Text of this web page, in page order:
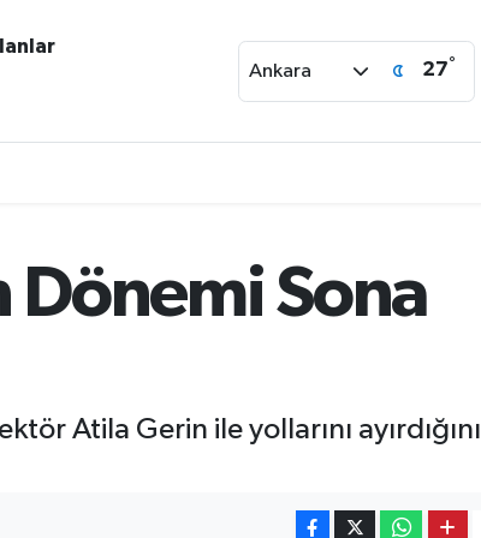
Ankara 27°
Sona
Atila Gerin ile yollarını ayırdığını